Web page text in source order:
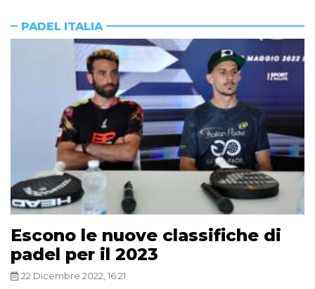
PADEL ITALIA
Escono le nuove classifiche di
padel per il 2023
22 Dicembre 2022, 16:21